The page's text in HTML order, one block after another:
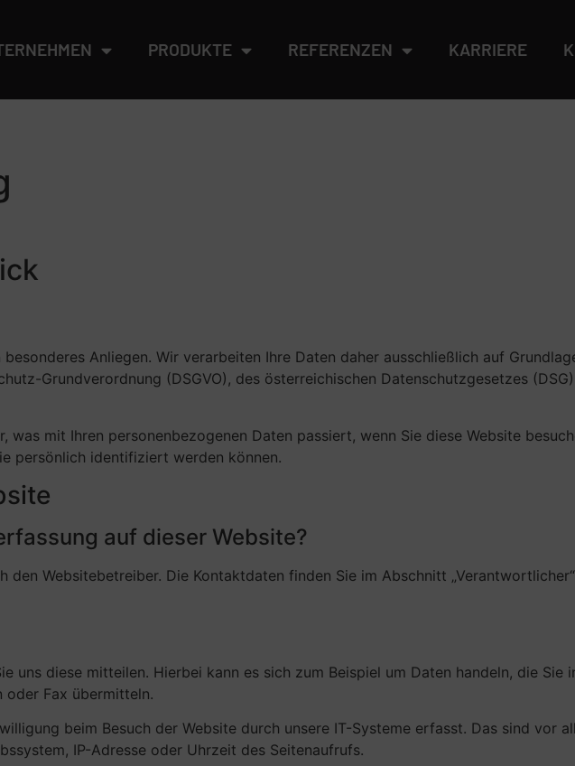
PRODUKTE REFERENZEN KARRIERE
Anliegen. Wir verarbeiten Ihre Daten daher ausschließlich auf
Grundverordnung (DSGVO), des österreichischen Datenschutzgesetzes
mit Ihren personenbezogenen Daten passiert, wenn Sie diese Website
persönlich identifiziert werden können.
auf dieser Website?
Websitebetreiber. Die Kontaktdaten finden Sie im Abschnitt
uns diese mitteilen. Hierbei kann es sich zum Beispiel um Daten handeln, die Sie
oder Fax übermitteln.
beim Besuch der Website durch unsere IT-Systeme erfasst. Das sind vor
IP-Adresse oder Uhrzeit des Seitenaufrufs.